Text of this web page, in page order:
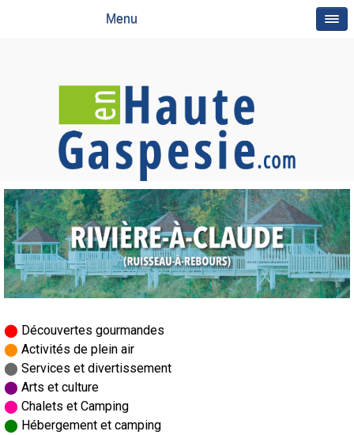
Menu
⬤ Découvertes gourmandes
⬤ Activités de plein air
⬤ Services et divertissement
⬤ Arts et culture
⬤ Chalets et Camping
⬤ Hébergement et camping